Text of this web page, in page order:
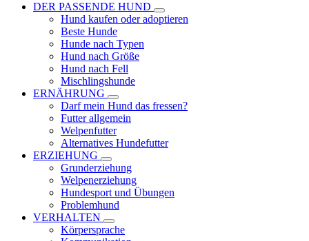
DER PASSENDE HUND
Hund kaufen oder adoptieren
Beste Hunde
Hunde nach Typen
Hund nach Größe
Hund nach Fell
Mischlingshunde
ERNÄHRUNG
Darf mein Hund das fressen?
Futter allgemein
Welpenfutter
Alternatives Hundefutter
ERZIEHUNG
Grunderziehung
Welpenerziehung
Hundesport und Übungen
Problemhund
VERHALTEN
Körpersprache